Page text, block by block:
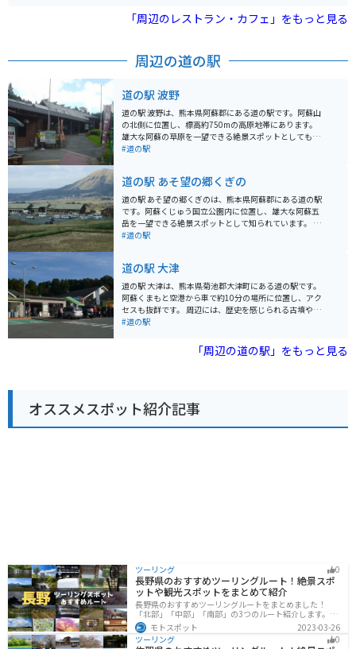
「周辺のレストラン・カフェ」をもっと見る
周辺の道の駅
道の駅 波野
道の駅 波野は、熊本県阿蘇郡にある道の駅です。阿蘇山
の北側に位置し、標高約750mの高原地帯にあります。
雄大な阿蘇の草原を一望できる絶景スポットとしても知
られており、特にツーリングライダーに人気です。道の
た、レストランでは、阿蘇の郷土料理や、地元の食材を
使った料理を楽しむことができます。波野の特産品とし
ては、高菜漬けや、だご汁などが有名です。 バイクに乗
っている方は、阿蘇パノラマラインを走れば、阿蘇の雄
大な景色を楽しみながら道の駅 波野へ行くことができま
としても最適です。
#道の駅
道の駅 あそ望の郷くぎの
道の駅 あそ望の郷くぎのは、熊本県阿蘇郡にある道の駅
です。阿蘇くじゅう国立公園内に位置し、雄大な阿蘇五
岳を一望できる絶景スポットとして知られています。 施
設内には、地元の新鮮な野菜や特産品を販売する物産
すすめは、阿蘇の雄大な自然を眺めながらゆったりと過
ごせる足湯です。 バイクで訪れる場合、道の駅には広々
とした駐車場が完備されているので安心です。阿蘇はツ
ーリングスポットとしても人気が高く、周辺には景色の
良いワインディングロードがたくさんあります。道の駅
草千里ヶ浜や阿蘇山など、阿蘇を代表する観光スポット
#道の駅
道の駅 大津
道の駅 大津は、熊本県菊池郡大津町にある道の駅です。
阿蘇くまもと空港から車で約10分の場所に位置し、アク
セスも抜群です。 周辺には、歴史を感じられる古墳や神
社、豊かな自然と触れ合える公園など、観光スポットも
感できる「装飾古墳館」です。石室の内部を見学できる
貴重な体験ができます。また、バイクで訪れる方には、
す。特に、大津町産のトマトを使った「トマトカレー」
は、道の駅の人気メニューです。お土産にいかがでしょ
うか。
#道の駅
「周辺の道の駅」をもっと見る
オススメスポット紹介記事
ツーリング 0
長野県のおすすめツーリングルート！絶景スポ
ットや観光スポットをまとめて紹介
長野県のおすすめツーリングルートをまとめました！
「北部」「中部」「南部」の3つのルート紹介します。諏
訪湖やビーナスラインのような全国でも有名なツーリン
グスポットが多数あります。バイクで長野県にツーリン
グに行く際は参考にしてください。
モトスポット
2023-03-26
ツーリング
0